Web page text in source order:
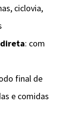
ciclovia,
direta: com
final de
e comidas